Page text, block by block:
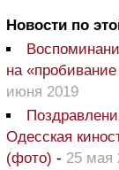
Новости по
на
июня 2019
Одесская
(фото) - 25 мая